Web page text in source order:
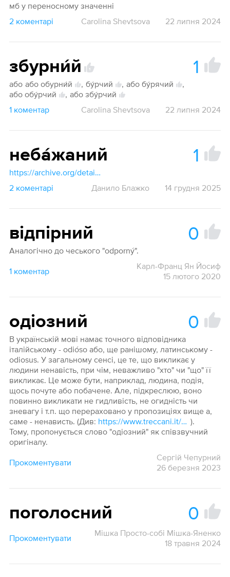
мб у переносному значенні
2 коментарі
Carolina Shevtsova 22 липня 2024
збурни́й 1
або або обурни́й , бу́рчий , або бу́рячий
,
або обу́рчий
, або збу́рчий
1 коментар
Carolina Shevtsova 22 липня 2024
неба́жаний 1
https://archive.org/details/karavanskyj2014/page/280/mode/1up?q=Небажа
2 коментарі
Данило Блажко 14 грудня 2025
відпірний 0
Аналогічно до чеського "odporný".
1 коментар
Карл-Франц Ян Йосиф
15 лютого 2020
одіозний 0
В українській мові намає точного відповідника
італійському - odióso або, ще ранішому, латинському -
odiosus. У загальному сенсі, це те, що викликає у
людини ненавість, при чім, неважливо "хто" чи "що" її
викликає. Це може бути, наприклад, людина, подія,
щось почуте або побачене. Але, підкреслюю, воно
повинно викликати не гидливість, не огидність чи
зневагу і т.п. що перераховано у пропозиціях вище а,
саме - ненависть. (Див:
https://www.treccani.it/vocabolario/odioso/ ).
Тому, пропонується слово "одіозний" як співзвучний
оригіналу.
Прокоментувати
Сергій Чепурний
26 березня 2023
поголосний 0
Прокоментувати
Мішка Просто-собі Мішка-Яненко
18 травня 2024